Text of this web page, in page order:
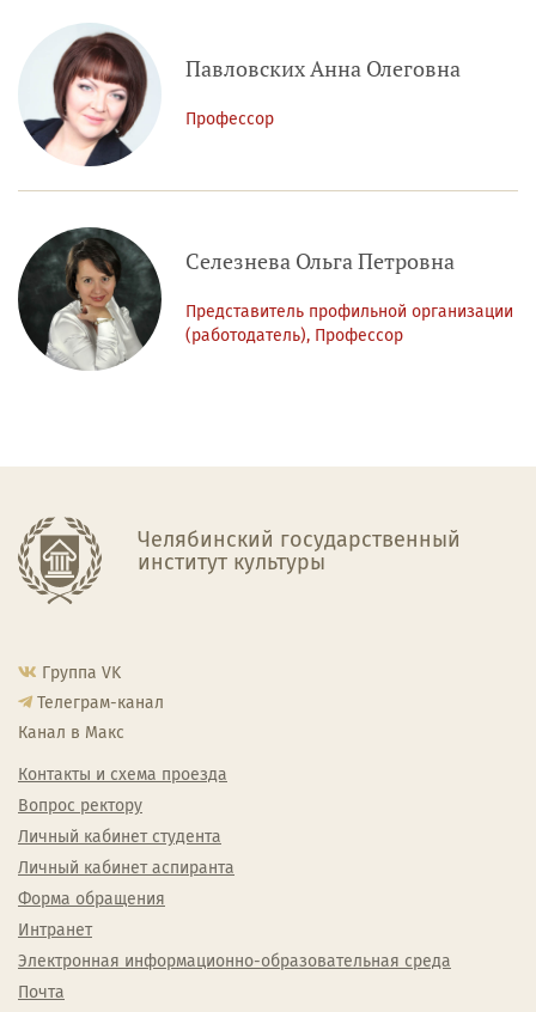
Павловских Анна Олеговна
Профессор
Селезнева Ольга Петровна
Представитель профильной организации
(работодатель), Профессор
Челябинский государственный
институт культуры
Группа VK
Телеграм-канал
Канал в Макс
Контакты и схема проезда
Вопрос ректору
Личный кабинет студента
Личный кабинет аспиранта
Форма обращения
Интранет
Электронная информационно-образовательная среда
Почта